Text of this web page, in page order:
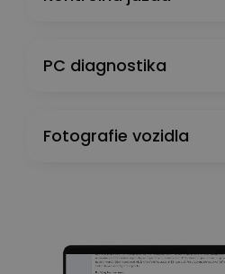
PC diagnostika
Fotografie vozidla